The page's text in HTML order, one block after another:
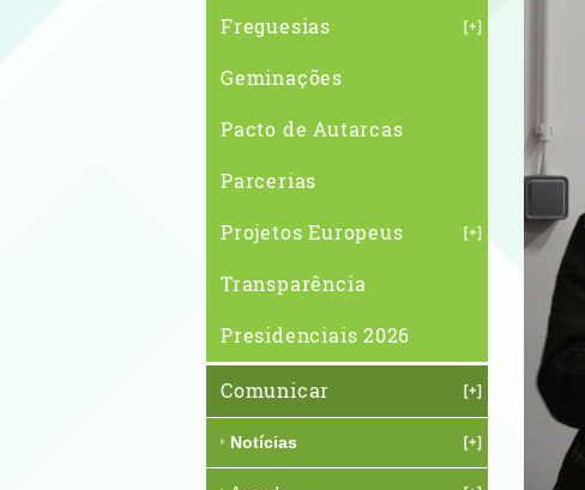
Freguesias
Geminações
Pacto de Autarcas
Parcerias
Projetos Europeus
Transparência
Presidenciais 2026
Comunicar
Notícias